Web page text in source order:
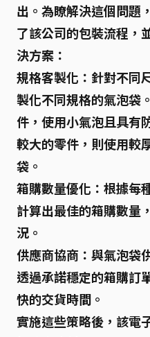
出。為瞭解決這個問題
了該公司的包裝流程，
決方案：
規格客製化： 針對不同
製化不同規格的氣泡袋
件，使用小氣泡且具有
較大的零件，則使用較
袋。
箱購數量優化： 根據每
計算出最佳的箱購數量
況。
供應商協商： 與氣泡袋
透過承諾穩定的箱購訂
快的交貨時間。
實施這些策略後，該電